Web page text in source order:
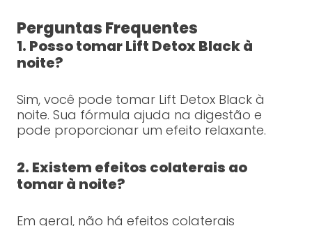
Perguntas Frequentes
1. Posso tomar Lift Detox Black à
noite?
Sim, você pode tomar Lift Detox Black à
noite. Sua fórmula ajuda na digestão e
pode proporcionar um efeito relaxante.
2. Existem efeitos colaterais ao
tomar à noite?
Em geral, não há efeitos colaterais